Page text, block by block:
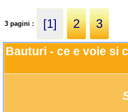
3 pagini : [1] 2 3
Bauturi - ce e voie si